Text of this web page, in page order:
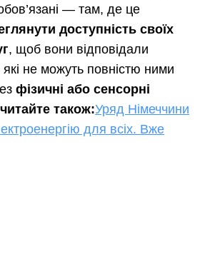
— там, де це
доступність своїх
, щоб вони відповідали
не можуть повністю ними
фізичні або сенсорні
також:Уряд Німеччини
для всіх. Вже